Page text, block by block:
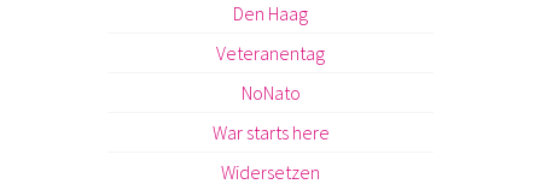
Den Haag
Veteranentag
NoNato
War starts here
Widersetzen